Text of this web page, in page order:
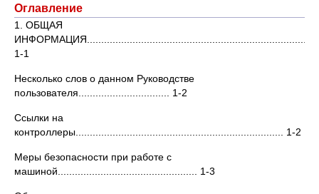
Оглавление
1. ОБЩАЯ
ИНФОРМАЦИЯ.............................................................................
1-1
Несколько слов о данном Руководстве
пользователя................................ 1-2
Ссылки на
контроллеры......................................................................... 1-2
Меры безопасности при работе с
машиной................................................. 1-3